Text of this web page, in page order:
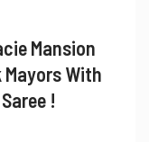
Mansion
Mayors With
!